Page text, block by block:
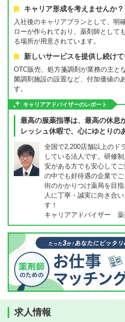
キャリア形成を考えませんか？
入社後のキャリアプランとして、明
ローが作られており、薬剤師として
る場所が用意されています。
新しいサービスを提供し続け
OTC販売、処方箋調剤が業務の主と
菌調剤施設の設置など、付加価値の
す。
キャリアアドバイザーのレポート
最高の服薬指導は、最高の休息
レッシュ休暇で、心にゆとりの
全国で2,200店舗以上のド
している法人です。研修
安がある方でも安心して
の中でも好待遇の企業でご
街のかかりつけ薬局を目
人に丁寧・誠実に向き合
す！
キャリアアドバイザー 薬
求人情報